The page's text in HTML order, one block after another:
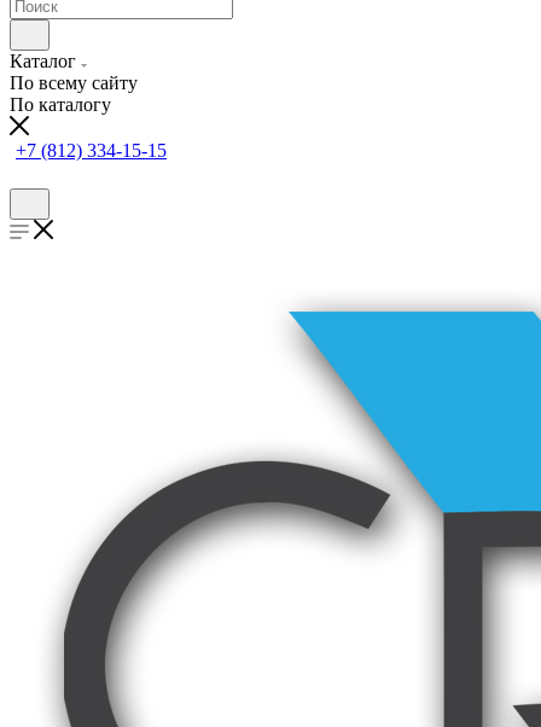
Каталог
По всему сайту
По каталогу
+7 (812) 334-15-15